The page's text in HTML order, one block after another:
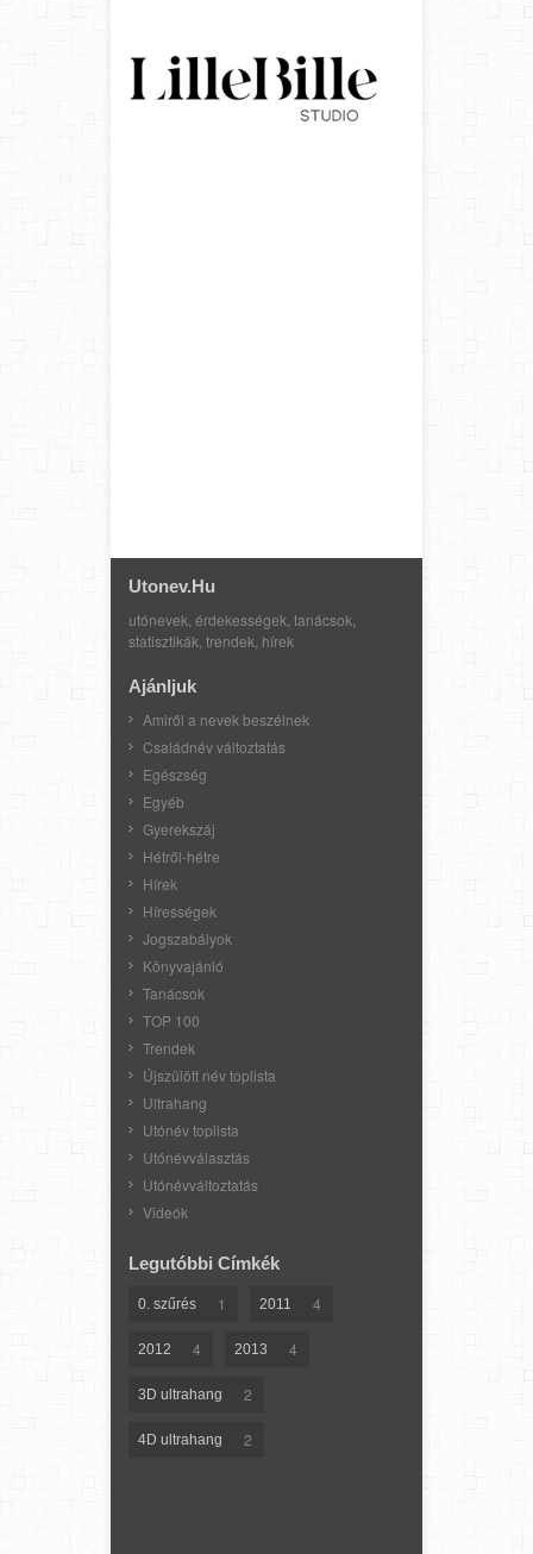
Utonev.hu
utónevek, érdekességek, tanácsok,
statisztikák, trendek, hírek
Ajánljuk
Amiről a nevek beszélnek
Családnév változtatás
Egészség
Egyéb
Gyerekszáj
Hétről-hétre
Hírek
Hírességek
Jogszabályok
Könyvajánló
Tanácsok
TOP 100
Trendek
Újszülött név toplista
Ultrahang
Utónév toplista
Utónévválasztás
Utónévváltoztatás
Videók
Legutóbbi Címkék
0. szűrés 1 2011 4
2012 4 2013 4
3D ultrahang 2
4D ultrahang 2